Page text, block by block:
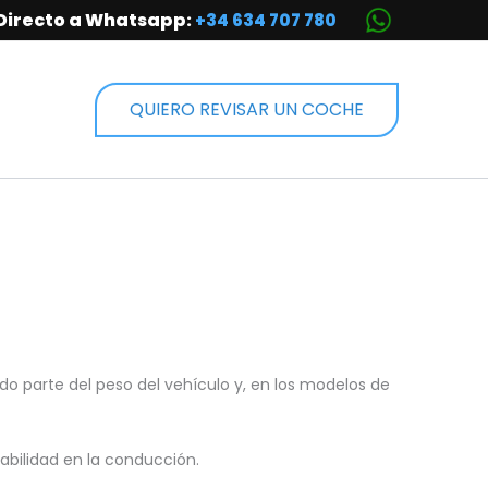
a Whatsapp:+34 634 707 780
QUIERO REVISAR UN COCHE
parte del peso del vehículo y, en los modelos de
en la conducción.